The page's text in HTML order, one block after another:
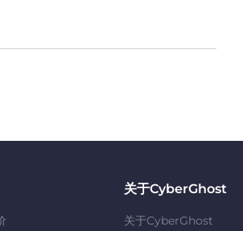
关于CyberGhost
关于CyberGhost